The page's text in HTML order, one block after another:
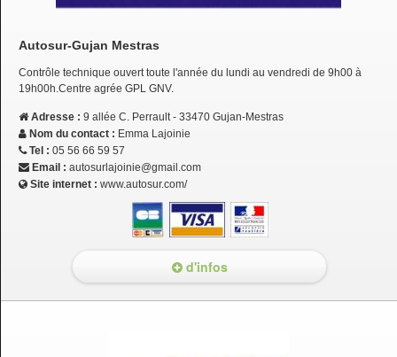
Autosur-Gujan Mestras
Contrôle technique ouvert toute l'année du lundi au vendredi de 9h00 à
19h00h.Centre agrée GPL GNV.
Adresse : 9 allée C. Perrault - 33470 Gujan-Mestras
Nom du contact : Emma Lajoinie
Tel : 05 56 66 59 57
Email : autosurlajoinie@gmail.com
Site internet : www.autosur.com/
d'infos